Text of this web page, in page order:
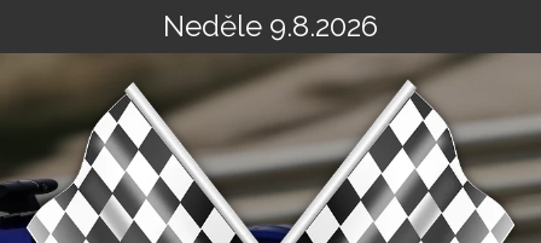
na
Neděle 9.8.2026